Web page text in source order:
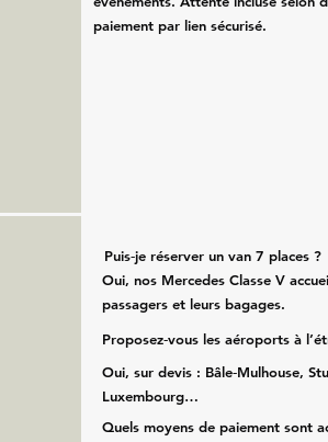
paiement par lien sécurisé.
Puis‑je réserver un van 7 places ?
Oui, nos Mercedes Classe V
passagers et leurs bagages.
Proposez‑vous les aéroports à
Oui, sur devis : Bâle‑Mulhouse,
Luxembourg…
Quels moyens de paiement sont